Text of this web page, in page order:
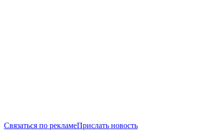
Связаться по рекламеПрислать новость